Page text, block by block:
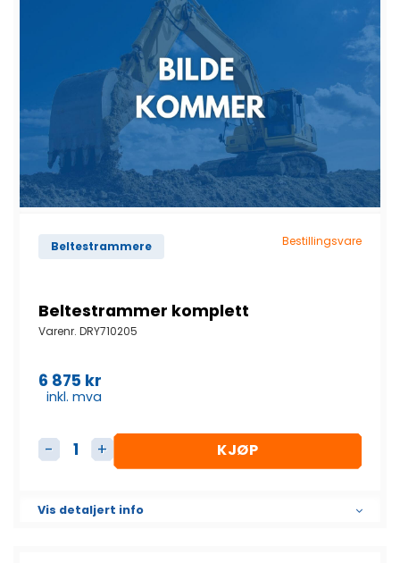
Beltestrammere Bestillingsvare
Beltestrammer komplett
Varenr. DRY710205
6 875 kr
inkl. mva
Beltestrammer komplett antall
KJØP
Vis detaljert info